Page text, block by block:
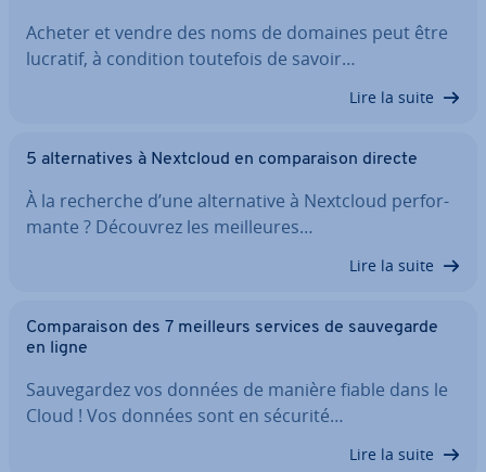
Acheter et vendre des noms de domaines peut être
lucratif, à condition toutefois de savoir…
Lire la suite
5 al­ter­na­tives à Nextcloud en com­pa­rai­son directe
À la recherche d’une al­ter­na­tive à Nextcloud per­for­
mante ? Découvrez les meil­leures…
Lire la suite
Com­pa­rai­son des 7 meilleurs services de sau­ve­garde
en ligne
Sau­ve­gar­dez vos données de manière fiable dans le
Cloud ! Vos données sont en sécurité…
Lire la suite